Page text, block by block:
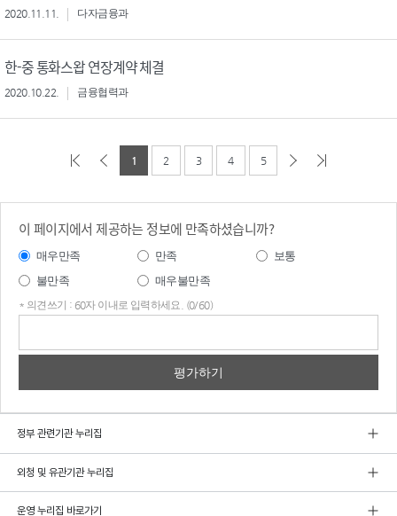
2020.11.11. 다자금융과
한-중 통화스왑 연장계약 체결
2020.10.22. 금융협력과
1 2 3 4 5
이 페이지에서 제공하는 정보에 만족하셨습니까?
매우만족 만족
보통
불만족
매우불만족
* 의견쓰기 : 60자 이내로 입력하세요. (0/60)
정부 관련기관 누리집
외청 및 유관기관 누리집
운영 누리집 바로가기